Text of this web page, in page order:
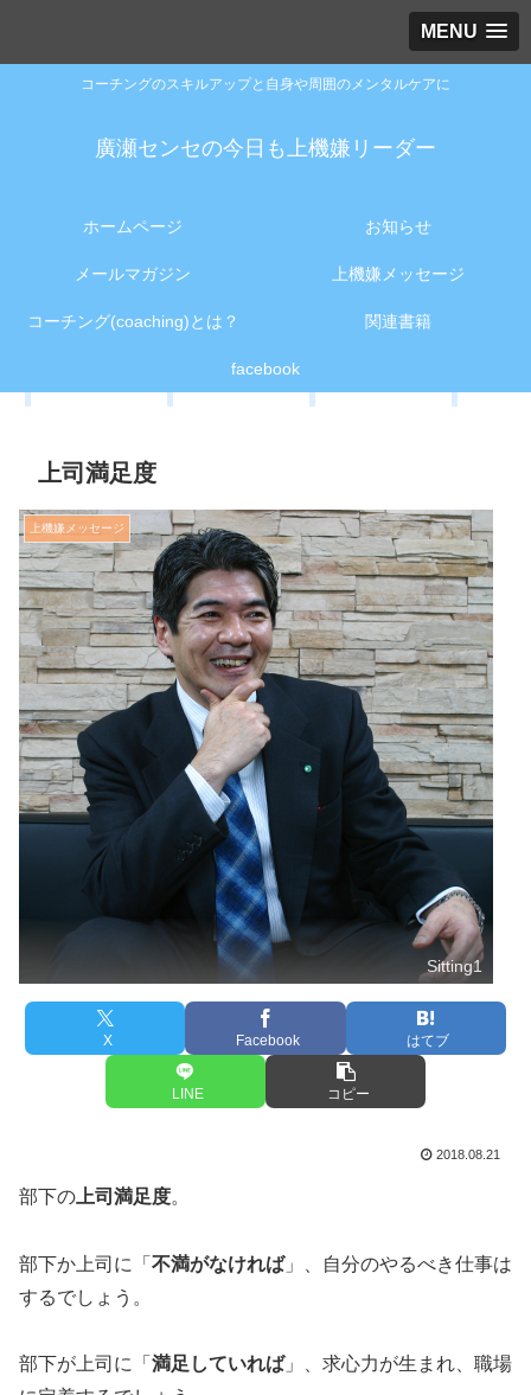
MENU
コーチングのスキルアップと自身や周囲のメンタルケアに
廣瀬センセの今日も上機嫌リーダー
ホームページ お知らせ
メールマガジン 上機嫌メッセージ
コーチング(coaching)とは？ 関連書籍
facebook
上司満足度
上機嫌メッセージ
Sitting1
X Facebook はてブ
LINE コピー
2018.08.21
部下の 上司満足度。
部下か上司に「 不満がなければ」、自分のやるべき仕事は
するでしょう。
部下が上司に「 満足していれば」、求心力が生まれ、職場